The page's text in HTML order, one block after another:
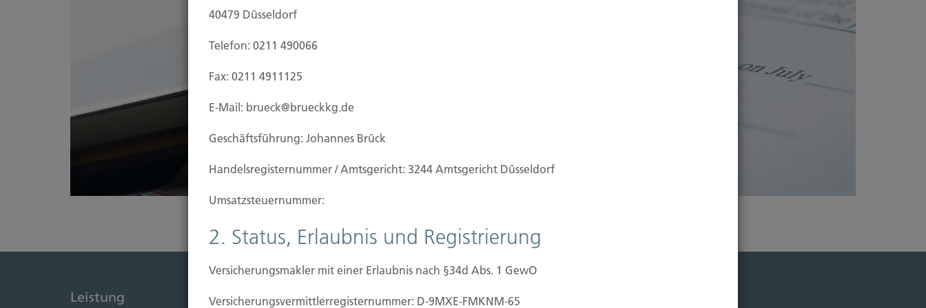
Leistung Immobilien Vers. Kontakt
40479 Düsseldorf
Telefon: 0211 490066
Fax: 0211 4911125
E-Mail: brueck@brueckkg.de
Geschäftsführung: Johannes Brück
Handels­registernummer / Amtsgericht: 3244 Amtsgericht Düsseldorf
Umsatzsteuer­nummer:
2. Status, Erlaubnis und Registrierung
Versicherungsmakler mit einer Erlaubnis nach §34d Abs. 1 GewO
Versicherungs­vermittler­registernummer: D-9MXE-FMKNM-65